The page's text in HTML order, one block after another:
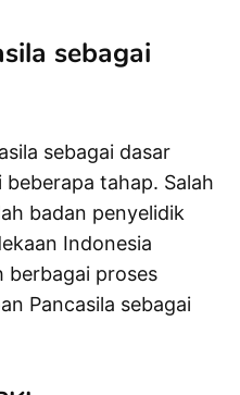
sebagai
sebagai dasar
tahap. Salah
badan penyelidik
Indonesia
berbagai proses
Pancasila sebagai